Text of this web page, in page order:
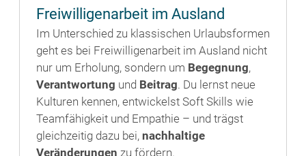
Freiwilligenarbeit im Ausland
Im Unterschied zu klassischen Urlaubsformen
geht es bei Freiwilligenarbeit im Ausland nicht
nur um Erholung, sondern um Begegnung,
Verantwortung und Beitrag. Du lernst neue
Kulturen kennen, entwickelst Soft Skills wie
Teamfähigkeit und Empathie – und trägst
gleichzeitig dazu bei, nachhaltige
Veränderungen zu fördern.